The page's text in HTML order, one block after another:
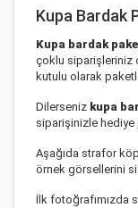
Kupa Bardak
Kupa bardak
çoklu siparişleriniz
kutulu olarak
Dilerseniz kupa
siparişinizle
Aşağıda strafor
örnek görsellerini
İlk fotoğrafımızda